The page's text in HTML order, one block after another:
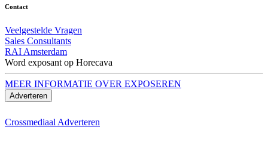
Contact
Veelgestelde Vragen
Sales Consultants
RAI Amsterdam
Word exposant op Horecava
MEER INFORMATIE OVER EXPOSEREN
Adverteren
Crossmediaal Adverteren